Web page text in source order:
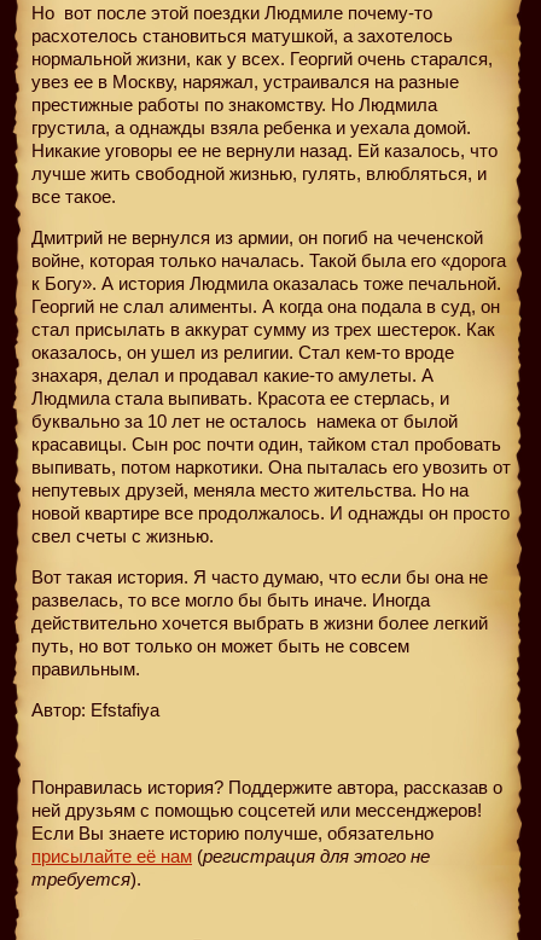
Но вот после этой поездки Людмиле почему-то
расхотелось становиться матушкой, а захотелось
нормальной жизни, как у всех. Георгий очень старался,
увез ее в Москву, наряжал, устраивался на разные
престижные работы по знакомству. Но Людмила
грустила, а однажды взяла ребенка и уехала домой.
Никакие уговоры ее не вернули назад. Ей казалось, что
лучше жить свободной жизнью, гулять, влюбляться, и
все такое.
Дмитрий не вернулся из армии, он погиб на чеченской
войне, которая только началась. Такой была его «дорога
к Богу». А история Людмила оказалась тоже печальной.
Георгий не слал алименты. А когда она подала в суд, он
стал присылать в аккурат сумму из трех шестерок. Как
оказалось, он ушел из религии. Стал кем-то вроде
знахаря, делал и продавал какие-то амулеты. А
Людмила стала выпивать. Красота ее стерлась, и
буквально за 10 лет не осталось намека от былой
красавицы. Сын рос почти один, тайком стал пробовать
выпивать, потом наркотики. Она пыталась его увозить от
непутевых друзей, меняла место жительства. Но на
новой квартире все продолжалось. И однажды он просто
свел счеты с жизнью.
Вот такая история. Я часто думаю, что если бы она не
развелась, то все могло бы быть иначе. Иногда
действительно хочется выбрать в жизни более легкий
путь, но вот только он может быть не совсем
правильным.
Автор: Efstafiya
Понравилась история? Поддержите автора, рассказав о
ней друзьям с помощью соцсетей или мессенджеров!
Если Вы знаете историю получше, обязательно
присылайте её нам (регистрация для этого не
требуется).